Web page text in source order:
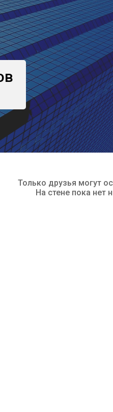
Только друзья могут
На стене пока нет